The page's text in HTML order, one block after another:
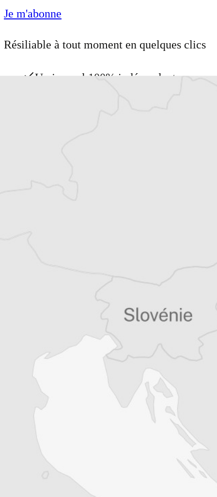
Je m'abonne
Résiliable à tout moment en quelques clics
Un journal 100% indépendant